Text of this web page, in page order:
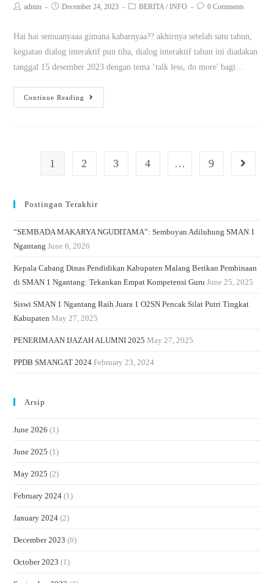
admin December 24, 2023 BERITA / INFO 0 Comments
Hai hai semuanyaaa gimana kabarnyaa?? akhirnya setelah satu tahun,
kegiatan dialog interaktif pun tiba, dialog interaktif tahun ini diadakan
tanggal 15 desember 2023 dengan tema ‘talk less, do more' bagi…
Continue Reading
1 2 3 4 … 9
Postingan Terakhir
“SEMBADA MAKARYA NGUDITAMA”: Semboyan Adiluhung SMAN 1
Ngantang June 6, 2026
Kepala Cabang Dinas Pendidikan Kabupaten Malang Berikan Pembinaan
di SMAN 1 Ngantang: Tekankan Empat Kompetensi Guru June 25, 2025
Siswi SMAN 1 Ngantang Raih Juara 1 O2SN Pencak Silat Putri Tingkat
Kabupaten May 27, 2025
PENERIMAAN IJAZAH ALUMNI 2025 May 27, 2025
PPDB SMANGAT 2024 February 23, 2024
Arsip
June 2026 (1)
June 2025 (1)
May 2025 (2)
February 2024 (1)
January 2024 (2)
December 2023 (6)
October 2023 (1)